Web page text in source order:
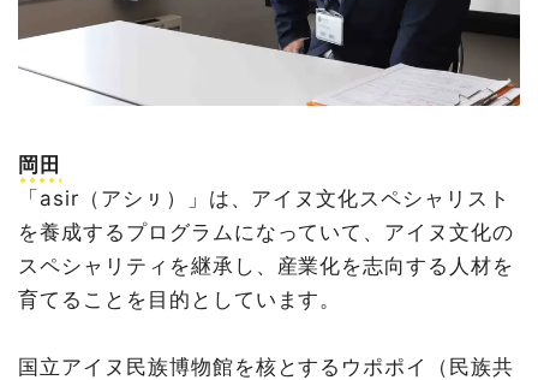
岡田
「asir（アシㇼ）」は、アイヌ文化スペシャリスト
を養成するプログラムになっていて、アイヌ文化の
スペシャリティを継承し、産業化を志向する人材を
育てることを目的としています。
国立アイヌ民族博物館を核とするウポポイ（民族共